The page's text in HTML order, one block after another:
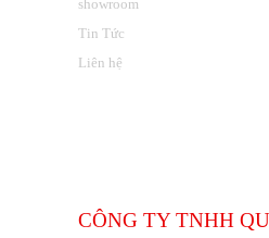
showroom
Tin Tức
Liên hệ
CÔNG TY TNHH